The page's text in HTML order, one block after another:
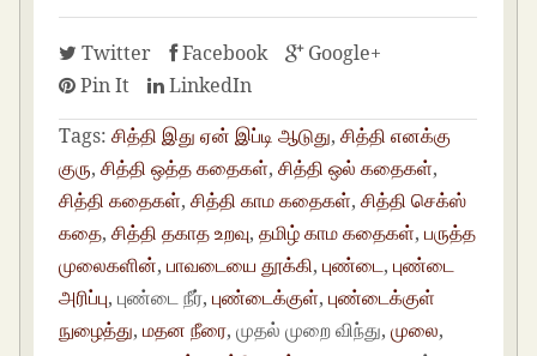
Twitter Facebook
Google+
Pin It
LinkedIn
Tags: சித்தி இது ஏன் இப்டி ஆடுது,சித்தி எனக்கு
குரு,சித்தி ஒத்த கதைகள்,சித்தி ஒல் கதைகள்,
சித்தி கதைகள்,சித்தி காம கதைகள்,சித்தி செக்ஸ்
கதை,சித்தி தகாத உறவு,தமிழ் காம கதைகள்,பருத்த
முலைகளின்,பாவடையை தூக்கி,புண்டை,புண்டை
அரிப்பு, புண்டை நீர்,புண்டைக்குள்,புண்டைக்குள்
நுழைத்து,மதன நீரை, முதல் முறை விந்து,முலை,